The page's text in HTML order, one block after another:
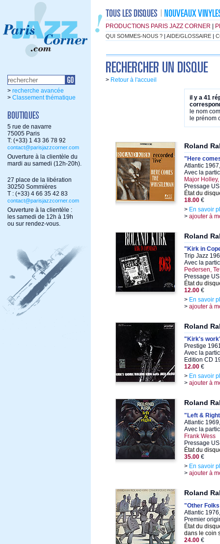
PRODUCTIONS PARIS JAZZ CORNER
QUI SOMMES-NOUS ? | AIDE/GLOSSAIRE |
> recherche avancée
> Classement thématique
5 rue de navarre
75005 Paris
T: (+33) 1 43 36 78 92
contact@parisjazzcorner.com
Ouverture à la clientèle du
mardi au samedi (12h-20h).
27 place de la libération
30250 Sommières
T : (+33) 4 66 35 42 83
contact@parisjazzcorner.com
Ouverture à la clientèle :
les samedi de 12h à 19h
ou sur rendez-vous.
> Retour à l'accueil
il y a 41
le nom
le prénom
Roland
"Here
Atlantic
Avec la
Major
Pressage
État du
18.00 €
> En savoir
> ajouter à
Roland
"Kirk in
Trip Jazz
Avec la
Pedersen,
Pressage US
État du
12.00 €
> En savoir
> ajouter à
Roland
"Kirk's
Prestige
Avec la
Edition CD
12.00 €
> En savoir
> ajouter à
Roland
"Left &
Atlantic
Avec la
Frank Wess
Pressage
État du
35.00 €
> En savoir
> ajouter à
Roland
"Other
Atlantic
Premier
État du
dans le coin
24.00 €